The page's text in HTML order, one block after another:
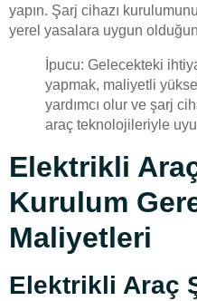
yapın. Şarj cihazı
yerel yasalara uygun
İpucu: Gelecekteki
yapmak, maliyetli
yardımcı olur ve şarj
araç teknolojileriyle
Elektrikli
Kurulum
Maliyetleri
Elektrikli Araç